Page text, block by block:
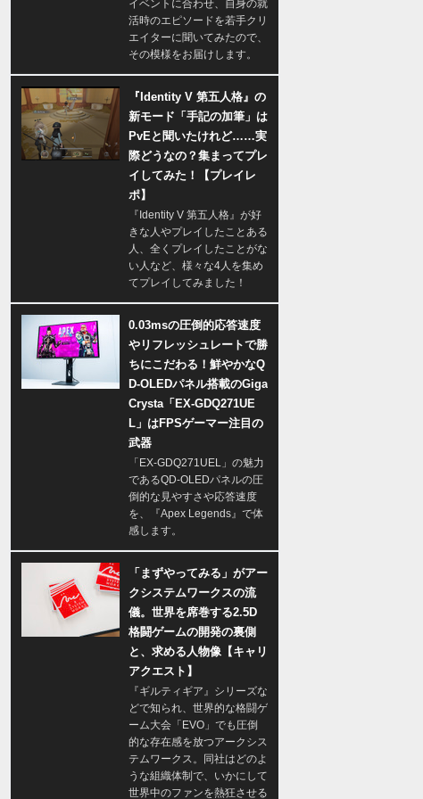
イベントに合わせ、自身の就
活時のエピソードを若手クリ
エイターに聞いてみたので、
その模様をお届けします。
『Identity V 第五人格』の
新モード「手記の加筆」は
PvEと聞いたけれど……実
際どうなの？集まってプレ
イしてみた！【プレイレ
ポ】
『Identity V 第五人格』が好
きな人やプレイしたことある
人、全くプレイしたことがな
い人など、様々な4人を集め
てプレイしてみました！
0.03msの圧倒的応答速度
やリフレッシュレートで勝
ちにこだわる！鮮やかなQ
D-OLEDパネル搭載のGiga
Crysta「EX-GDQ271UE
L」はFPSゲーマー注目の
武器
「EX-GDQ271UEL」の魅力
であるQD-OLEDパネルの圧
倒的な見やすさや応答速度
を、『Apex Legends』で体
感します。
「まずやってみる」がアー
クシステムワークスの流
儀。世界を席巻する2.5D
格闘ゲームの開発の裏側
と、求める人物像【キャリ
アクエスト】
『ギルティギア』シリーズな
どで知られ、世界的な格闘ゲ
ーム大会「EVO」でも圧倒
的な存在感を放つアークシス
テムワークス。同社はどのよ
うな組織体制で、いかにして
世界中のファンを熱狂させる